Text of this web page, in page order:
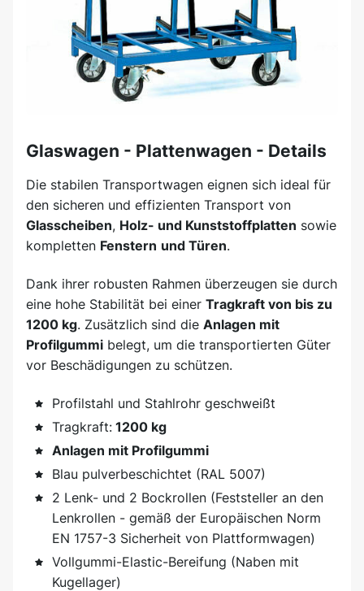
Glaswagen - Plattenwagen - Details
Die stabilen Transportwagen eignen sich ideal für
den sicheren und effizienten Transport von
Glasscheiben, Holz- und Kunststoffplatten sowie
kompletten Fenstern und Türen.
Dank ihrer robusten Rahmen überzeugen sie durch
eine hohe Stabilität bei einer Tragkraft von bis zu
1200 kg. Zusätzlich sind die Anlagen mit
Profilgummi belegt, um die transportierten Güter
vor Beschädigungen zu schützen.
Profilstahl und Stahlrohr geschweißt
Tragkraft: 1200 kg
Anlagen mit Profilgummi
Blau pulverbeschichtet (RAL 5007)
2 Lenk- und 2 Bockrollen (Feststeller an den
Lenkrollen - gemäß der Europäischen Norm
EN 1757-3 Sicherheit von Plattformwagen)
Vollgummi-Elastic-Bereifung (Naben mit
Kugellager)